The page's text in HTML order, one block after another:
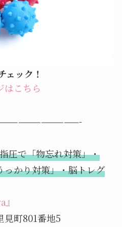
ック！
こちら
圧で「物忘れ対策」・
かり対策」・脳トレグ
見町801番地5